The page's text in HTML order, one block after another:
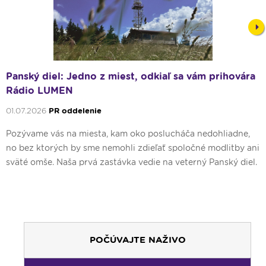
Panský diel: Jedno z miest, odkiaľ sa vám prihovára
Rádio LUMEN
01.07.2026 PR oddelenie
Pozývame vás na miesta, kam oko poslucháča nedohliadne,
no bez ktorých by sme nemohli zdieľať spoločné modlitby ani
sväté omše. Naša prvá zastávka vedie na veterný Panský diel.
POČÚVAJTE NAŽIVO